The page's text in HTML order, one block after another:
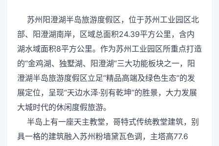
苏州阳澄湖半岛旅游度假区，位于苏州工业园区北
部、阳澄湖南岸，区域总面积24.39平方公里，含内
湖水域面积8平方公里。作为苏州工业园区所重点打造
的“金鸡湖、独墅湖、阳澄湖”三大功能板块之一，阳
澄湖半岛旅游度假区立足“精品高端及绿色生态”的发
展定位，呈现“天边水泽·别有乾坤”的胜景，大力发展
大城时代的休闲度假旅游。
半岛上有一座天主教堂，哥特式传统教堂建筑，别
具一格的建筑融入苏州粉墙黛瓦色调，主塔高77.6